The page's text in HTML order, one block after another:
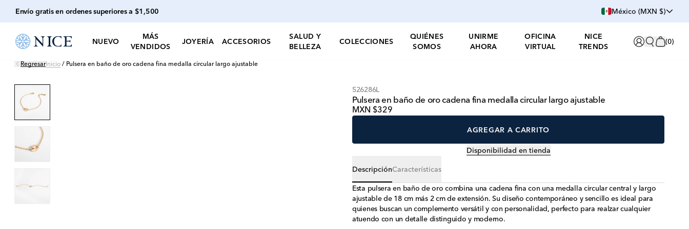
Envío gratis en ordenes superiores a $1,500 México (MXN $)
NUEVO
MÁS
VENDIDOS
JOYERÍA ACCESORIOS
SALUD Y
BELLEZA
COLECCIONES
QUIÉNES
SOMOS
UNIRME
AHORA
OFICINA
VIRTUAL
NICE
TRENDS
(0)
RegresarInicio / Pulsera en baño de oro cadena fina medalla circular largo ajustable
526286L
Pulsera en baño de oro cadena fina medalla circular largo ajustable
MXN $329
AGREGAR A CARRITO
Disponibilidad en tienda
DescripciónCaracterísticas
Esta pulsera en baño de oro combina una cadena fina con una medalla circular central y largo
ajustable de 18 cm más 2 cm de extensión. Su diseño contemporáneo y sencillo es ideal para
quienes buscan un complemento versátil y con personalidad, perfecto para realzar cualquier
atuendo con un detalle distinguido y moderno.